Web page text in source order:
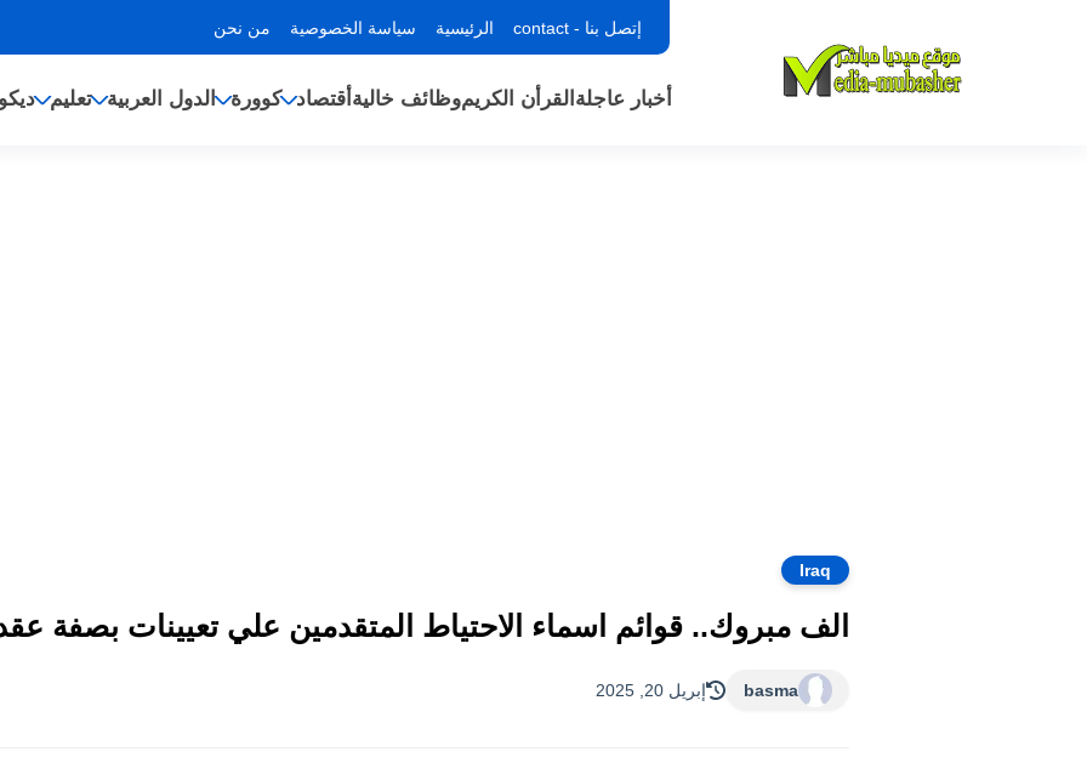
إتصل بنا - contact الرئيسية سياسة الخصوصية من نحن
أخبار عاجلة القرأن الكريموظائف خالية أقتصاد كوورة الدول العربية تعليم
Iraq
الف مبروك.. قوائم اسماء الاحتياط المتقدمين علي تعيينات بصفة
basma إبريل 20, 2025